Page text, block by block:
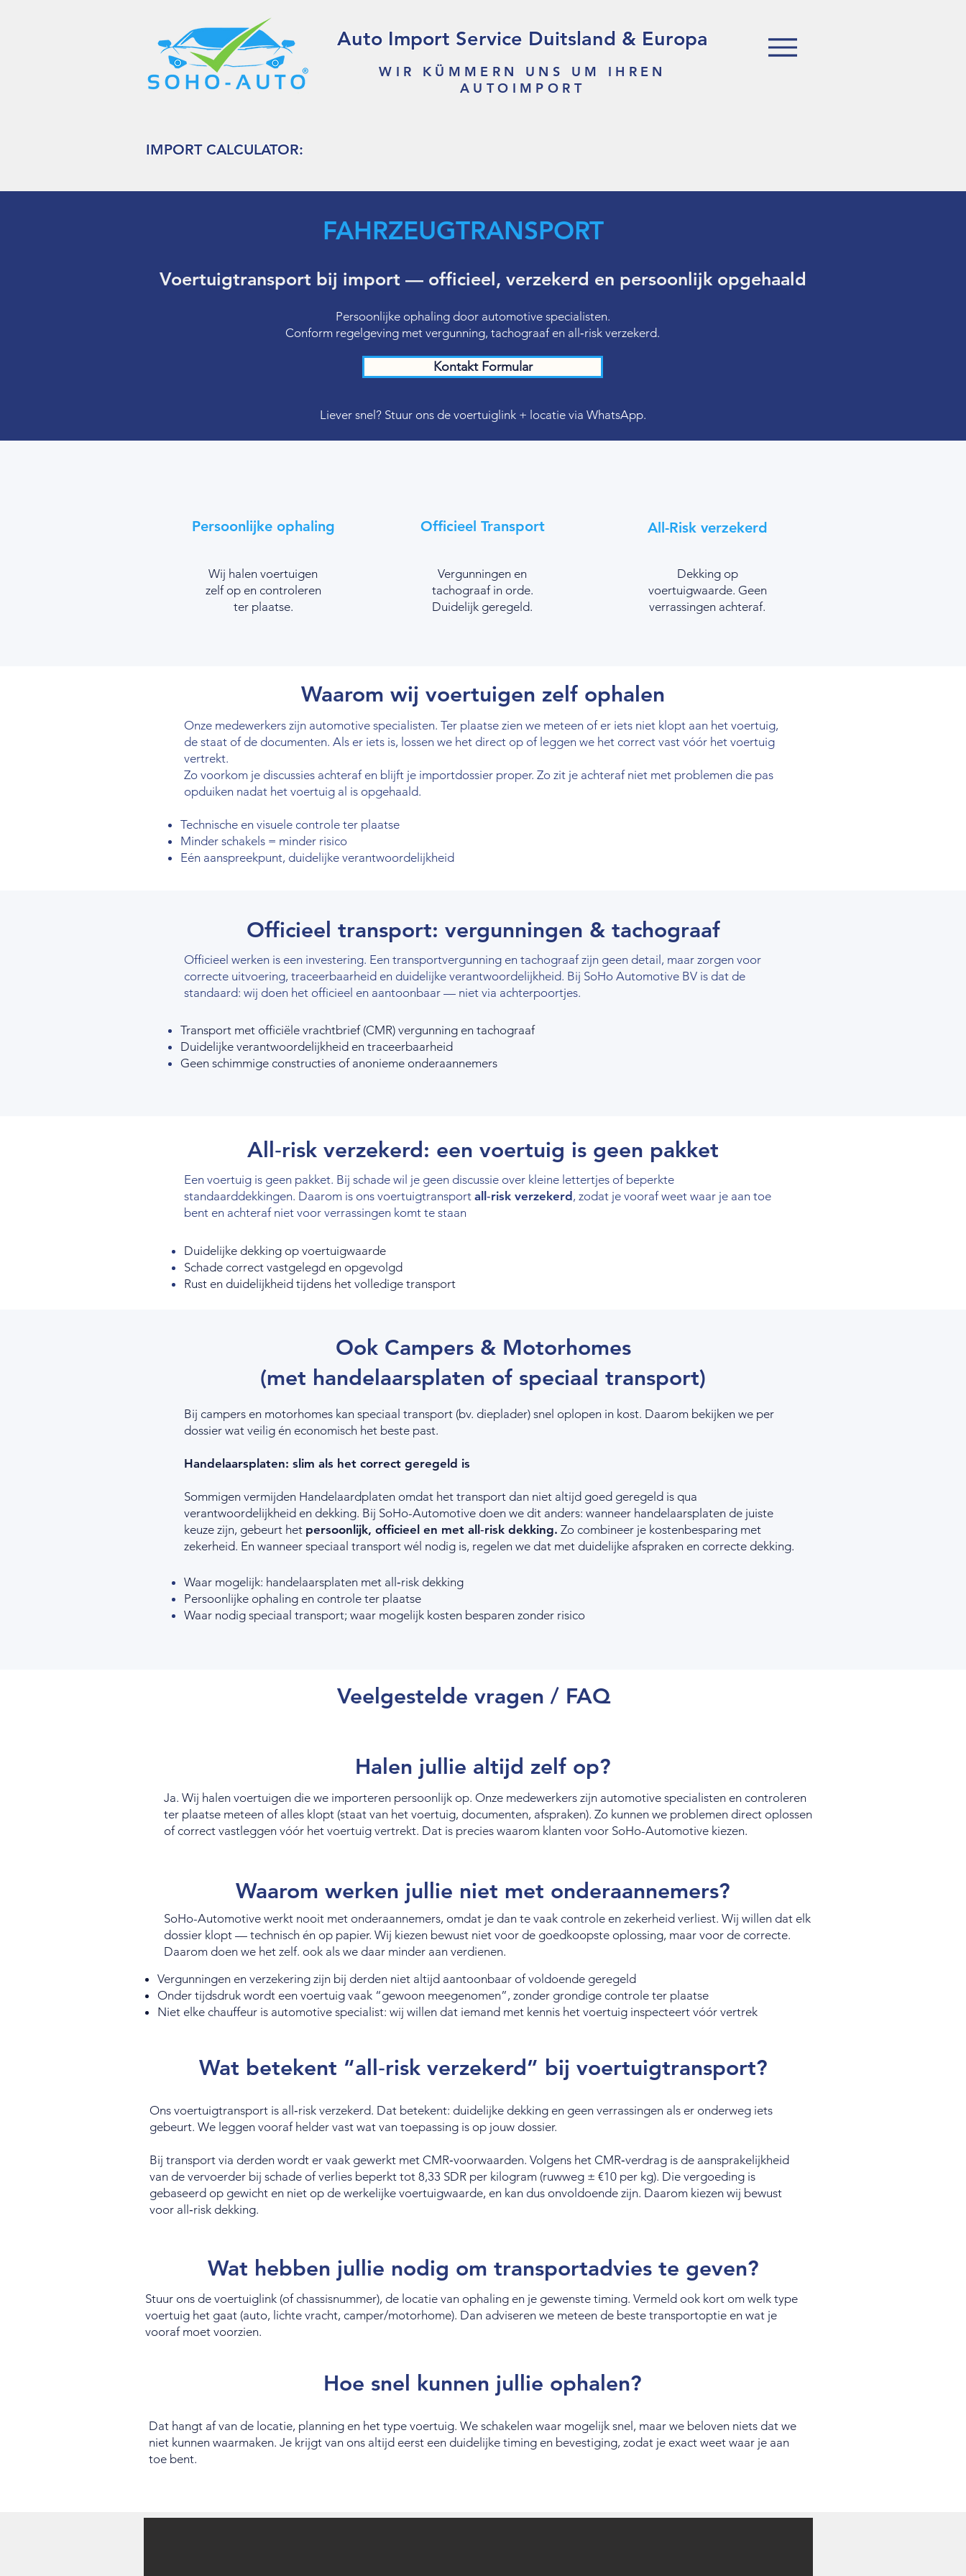
Auto Import Service Duitsland & Europa
WIR KÜMMERN UNS UM IHREN
AUTOIMPORT
IMPORT CALCULATOR:
FAHRZEUGTRANSPORT
Voertuigtransport bij import — officieel, verzekerd en persoonlijk opgehaald
Persoonlijke ophaling door automotive specialisten.
Conform regelgeving met vergunning, tachograaf en all‑risk verzekerd.
Kontakt Formular
Liever snel? Stuur ons de voertuiglink + locatie via WhatsApp.
Persoonlijke ophaling
Wij halen voertuigen
zelf op en controleren
ter plaatse.
Officieel Transport
Vergunningen en
tachograaf in orde.
Duidelijk geregeld.
All-Risk verzekerd
Dekking op
voertuigwaarde. Geen
verrassingen achteraf.
Waarom wij voertuigen zelf ophalen
Onze medewerkers zijn automotive specialisten. Ter plaatse zien we meteen of er iets niet klopt aan het voertuig,
de staat of de documenten. Als er iets is, lossen we het direct op of leggen we het correct vast vóór het voertuig
vertrekt.
Zo voorkom je discussies achteraf en blijft je importdossier proper. Zo zit je achteraf niet met problemen die pas
opduiken nadat het voertuig al is opgehaald.
Technische en visuele controle ter plaatse
Minder schakels = minder risico
Eén aanspreekpunt, duidelijke verantwoordelijkheid
Officieel transport: vergunningen & tachograaf
Officieel werken is een investering. Een transportvergunning en tachograaf zijn geen detail, maar zorgen voor
correcte uitvoering, traceerbaarheid en duidelijke verantwoordelijkheid. Bij SoHo Automotive BV is dat de
standaard: wij doen het officieel en aantoonbaar — niet via achterpoortjes.
Transport met officiële vrachtbrief (CMR) vergunning en tachograaf
Duidelijke verantwoordelijkheid en traceerbaarheid
Geen schimmige constructies of anonieme onderaannemers
All‑risk verzekerd: een voertuig is geen pakket
Een voertuig is geen pakket. Bij schade wil je geen discussie over kleine lettertjes of beperkte
standaarddekkingen. Daarom is ons voertuigtransport all‑risk verzekerd , zodat je vooraf weet waar je aan toe
bent en achteraf niet voor verrassingen komt te staan
Duidelijke dekking op voertuigwaarde
Schade correct vastgelegd en opgevolgd
Rust en duidelijkheid tijdens het volledige transport
Ook Campers & Motorhomes
(met handelaarsplaten of speciaal transport)
Bij campers en motorhomes kan speciaal transport (bv. dieplader) snel oplopen in kost. Daarom bekijken we per
dossier wat veilig én economisch het beste past.
Handelaarsplaten: slim als het correct geregeld is
Sommigen vermijden Handelaardplaten omdat het transport dan niet altijd goed geregeld is qua
verantwoordelijkheid en dekking. Bij SoHo-Automotive doen we dit anders: wanneer handelaarsplaten de juiste
keuze zijn, gebeurt het persoonlijk, officieel en met all‑risk dekking. Zo combineer je kostenbesparing met
zekerheid. En wanneer speciaal transport wél nodig is, regelen we dat met duidelijke afspraken en correcte dekking.
Waar mogelijk: handelaarsplaten met all‑risk dekking
Persoonlijke ophaling en controle ter plaatse
Waar nodig speciaal transport; waar mogelijk kosten besparen zonder risico
Veelgestelde vragen / FAQ
Ja. Wij halen voertuigen die we importeren persoonlijk op. Onze medewerkers zijn automotive specialisten en controleren
ter plaatse meteen of alles klopt (staat van het voertuig, documenten, afspraken). Zo kunnen we problemen direct oplossen
of correct vastleggen vóór het voertuig vertrekt. Dat is precies waarom klanten voor SoHo-Automotive kiezen.
Halen jullie altijd zelf op?
Waarom werken jullie niet met onderaannemers?
SoHo-Automotive werkt nooit met onderaannemers, omdat je dan te vaak controle en zekerheid verliest. Wij willen dat elk
dossier klopt — technisch én op papier. Wij kiezen bewust niet voor de goedkoopste oplossing, maar voor de correcte.
Daarom doen we het zelf. ook als we daar minder aan verdienen.
Vergunningen en verzekering zijn bij derden niet altijd aantoonbaar of voldoende geregeld
Onder tijdsdruk wordt een voertuig vaak “gewoon meegenomen”, zonder grondige controle ter plaatse
Niet elke chauffeur is automotive specialist: wij willen dat iemand met kennis het voertuig inspecteert vóór vertrek
Wat betekent “all‑risk verzekerd” bij voertuigtransport?
Ons voertuigtransport is all‑risk verzekerd. Dat betekent: duidelijke dekking en geen verrassingen als er onderweg iets
gebeurt. We leggen vooraf helder vast wat van toepassing is op jouw dossier.
Bij transport via derden wordt er vaak gewerkt met CMR‑voorwaarden. Volgens het CMR‑verdrag is de aansprakelijkheid
van de vervoerder bij schade of verlies beperkt tot 8,33 SDR per kilogram (ruwweg ± €10 per kg). Die vergoeding is
gebaseerd op gewicht en niet op de werkelijke voertuigwaarde, en kan dus onvoldoende zijn. Daarom kiezen wij bewust
voor all‑risk dekking.
Wat hebben jullie nodig om transportadvies te geven?
Stuur ons de voertuiglink (of chassisnummer), de locatie van ophaling en je gewenste timing. Vermeld ook kort om welk type
voertuig het gaat (auto, lichte vracht, camper/motorhome). Dan adviseren we meteen de beste transportoptie en wat je
vooraf moet voorzien.
Hoe snel kunnen jullie ophalen?
Dat hangt af van de locatie, planning en het type voertuig. We schakelen waar mogelijk snel, maar we beloven niets dat we
niet kunnen waarmaken. Je krijgt van ons altijd eerst een duidelijke timing en bevestiging, zodat je exact weet waar je aan
toe bent.